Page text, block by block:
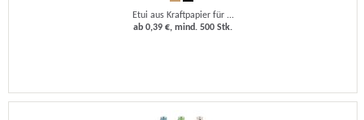
Etui aus Kraftpapier für ...
ab 0,39 €, mind. 500 Stk.